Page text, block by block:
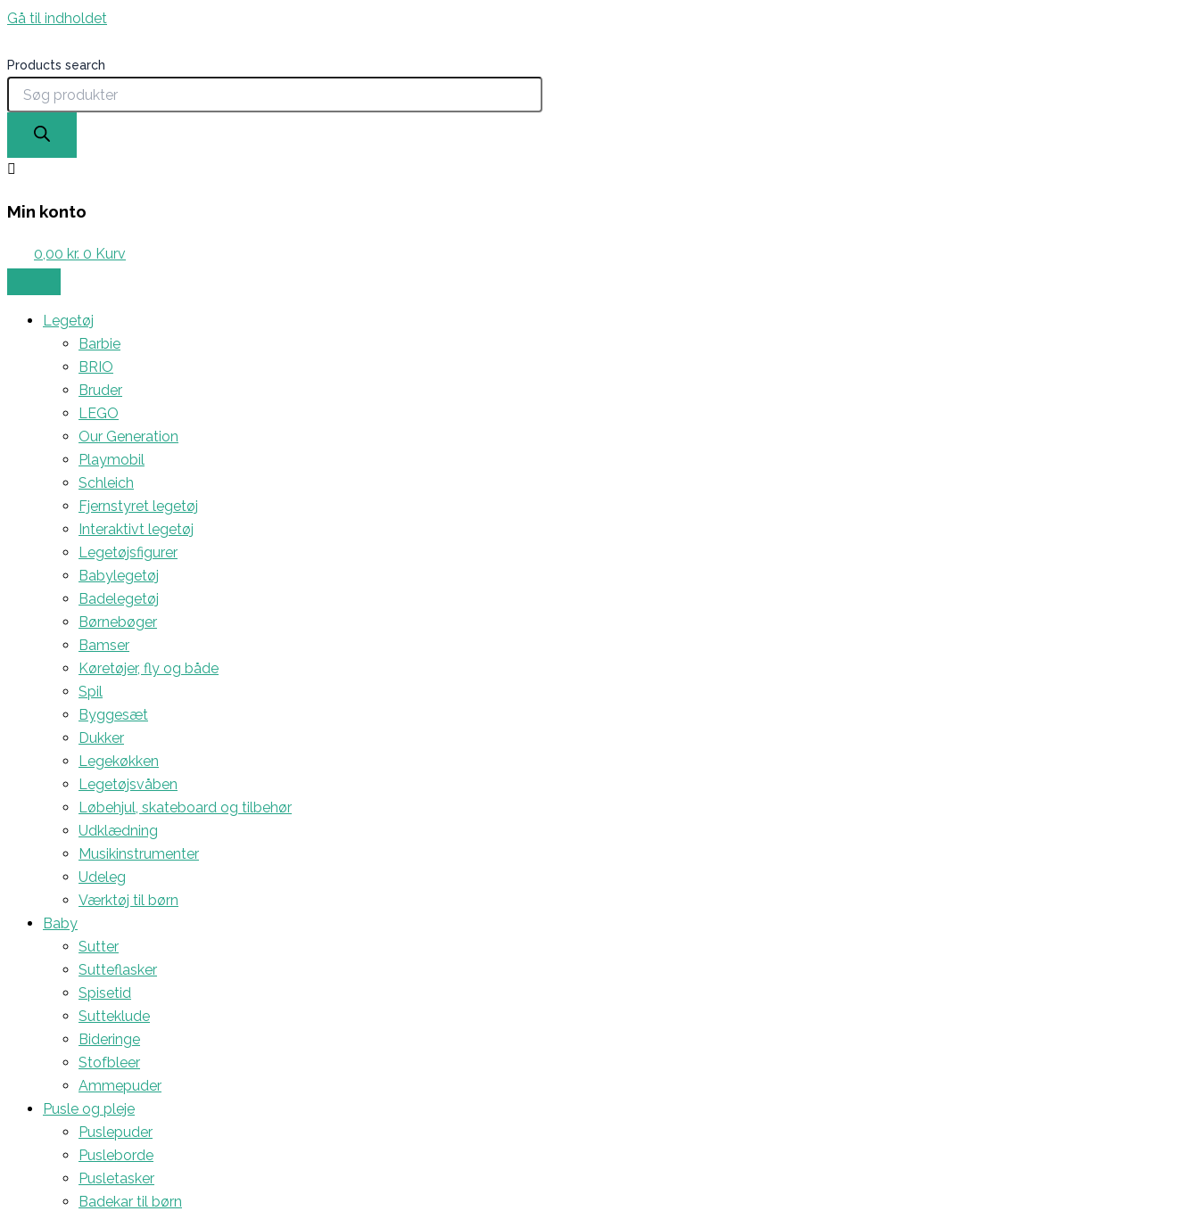
Gå til indholdet
Products search
Min konto
0,00 kr. 0 Kurv
Legetøj
Barbie
BRIO
Bruder
LEGO
Our Generation
Playmobil
Schleich
Fjernstyret legetøj
Interaktivt legetøj
Legetøjsfigurer
Babylegetøj
Badelegetøj
Børnebøger
Bamser
Køretøjer, fly og både
Spil
Byggesæt
Dukker
Legekøkken
Legetøjsvåben
Løbehjul, skateboard og tilbehør
Udklædning
Musikinstrumenter
Udeleg
Værktøj til børn
Baby
Sutter
Sutteflasker
Spisetid
Sutteklude
Bideringe
Stofbleer
Ammepuder
Pusle og pleje
Puslepuder
Pusleborde
Pusletasker
Badekar til børn